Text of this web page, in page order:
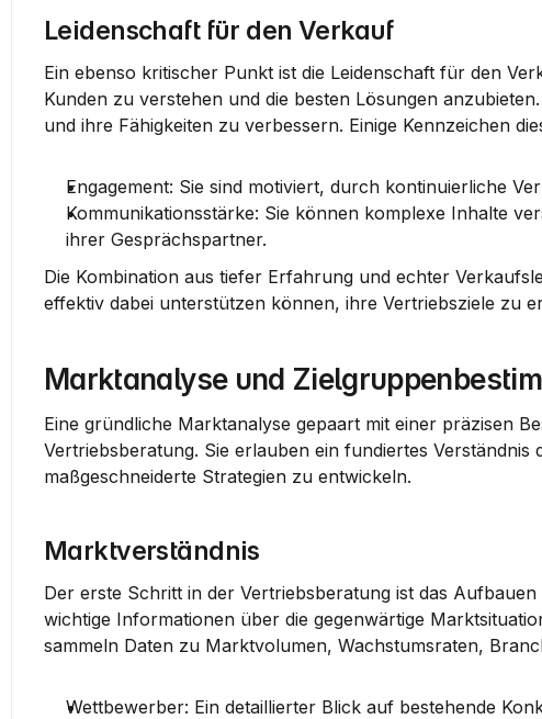
Leidenschaft für den Verkauf
Ein ebenso kritischer Punkt ist die Leidenschaft für den
Kunden zu verstehen und die besten Lösungen
und ihre Fähigkeiten zu verbessern. Einige Kennzeichen
Engagement: Sie sind motiviert, durch kontinuierliche
Kommunikationsstärke: Sie können komplexe Inhalte
ihrer Gesprächspartner.
Die Kombination aus tiefer Erfahrung und echter
effektiv dabei unterstützen können, ihre Vertriebsziele zu
Marktanalyse und
Eine gründliche Marktanalyse gepaart mit einer präzisen
Vertriebsberatung. Sie erlauben ein fundiertes
maßgeschneiderte Strategien zu entwickeln.
Marktverständnis
Der erste Schritt in der Vertriebsberatung ist das
wichtige Informationen über die gegenwärtige
sammeln Daten zu Marktvolumen, Wachstumsraten,
Wettbewerber: Ein detaillierter Blick auf bestehende